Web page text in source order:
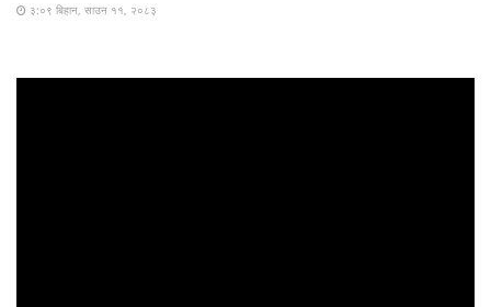
३:०९ बिहान, साउन ११, २०८३